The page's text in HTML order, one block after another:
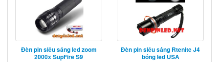
Đèn pin siêu sáng led zoom
2000x SupFire S9
Đèn pin siêu sáng Rtenite J4
bóng led USA